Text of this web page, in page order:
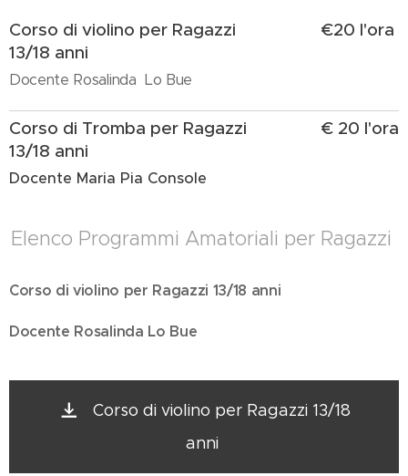
Corso di violino per Ragazzi
13/18 anni
Docente Rosalinda Lo Bue
€20 l'ora
Corso di Tromba per Ragazzi
13/18 anni
Docente Maria Pia Console
€ 20 l'ora
Elenco Programmi Amatoriali per Ragazzi
Corso di violino per Ragazzi 13/18 anni
Docente Rosalinda Lo Bue
Corso di violino per Ragazzi 13/18
anni